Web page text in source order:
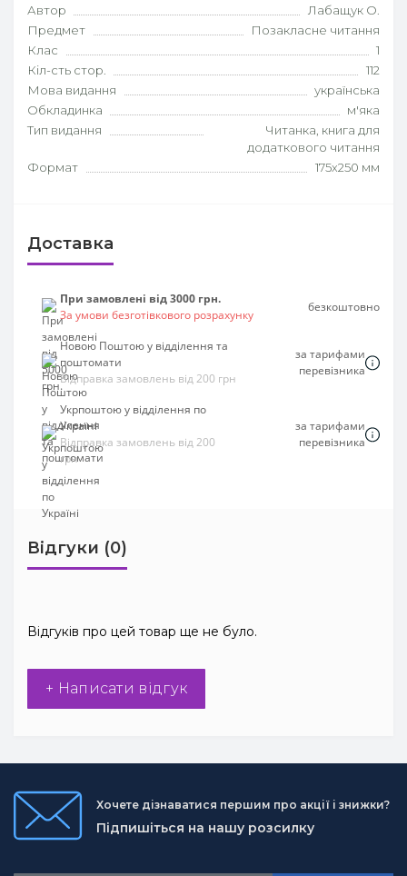
Автор
Лабащук О.
Предмет
Позакласне читання
Клас
1
Кіл-сть стор.
112
Мова видання
українська
Обкладинка
м'яка
Тип видання
Читанка, книга для
додаткового читання
Формат
175х250 мм
Доставка
При замовлені від 3000 грн.
За умови безготівкового розрахунку
безкоштовно
Новою Поштою у відділення та
поштомати
Відправка замовлень від 200 грн
за тарифами
перевізника
Укрпоштою у відділення по
Україні
Відправка замовлень від 200
грн
за тарифами
перевізника
Відгуки (0)
Відгуків про цей товар ще не було.
+ Написати відгук
Хочете дізнаватися першим про акції і знижки?
Підпишіться на нашу розсилку